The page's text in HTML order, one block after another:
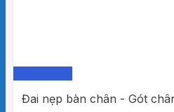
hình phục hồi vóc dáng.
Đai nẹp bàn chân - Gót